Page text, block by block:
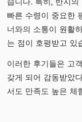
빠른 수령이 중요한
너와의 소통이 원활
는 점이 호평받고 있
이러한 후기들은 고
갖게 되어 감동받았
서도 만족도 높은 체